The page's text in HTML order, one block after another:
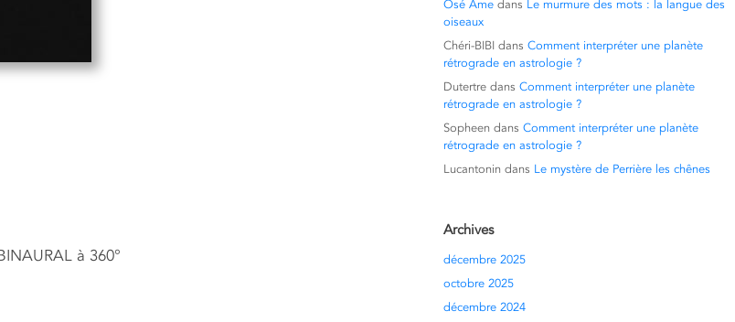
à 360°
Osé Âmedans Le murmure des mots : la langue des
oiseaux
Chéri-BIBIdans Comment interpréter une planète
rétrograde en astrologie ?
Dutertredans Comment interpréter une planète
rétrograde en astrologie ?
Sopheen dans Comment interpréter une planète
rétrograde en astrologie ?
Lucantonin dans Le mystère de Perrière les chênes
Archives
décembre 2025
octobre 2025
décembre 2024